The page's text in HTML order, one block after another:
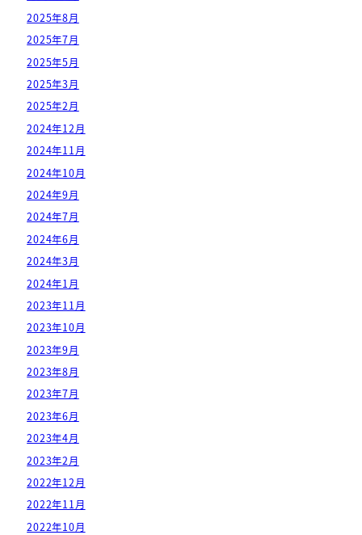
2025年8月
2025年7月
2025年5月
2025年3月
2025年2月
2024年12月
2024年11月
2024年10月
2024年9月
2024年7月
2024年6月
2024年3月
2024年1月
2023年11月
2023年10月
2023年9月
2023年8月
2023年7月
2023年6月
2023年4月
2023年2月
2022年12月
2022年11月
2022年10月